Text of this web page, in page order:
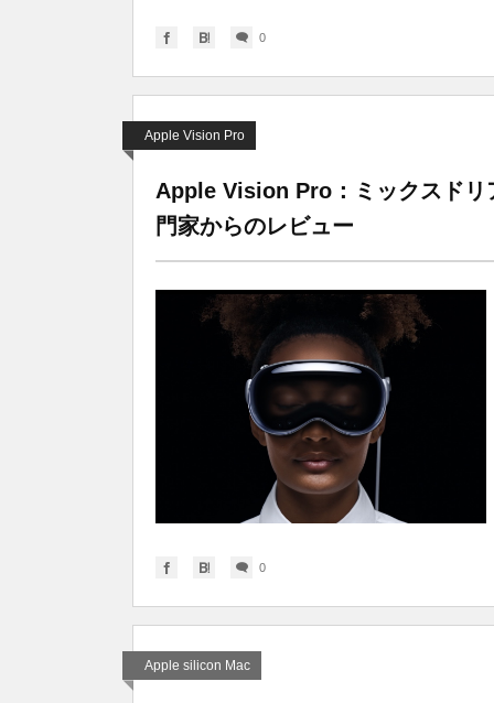
0
Apple Vision Pro
Apple Vision Pro：ミックスドリ
門家からのレビュー
0
Apple silicon Mac